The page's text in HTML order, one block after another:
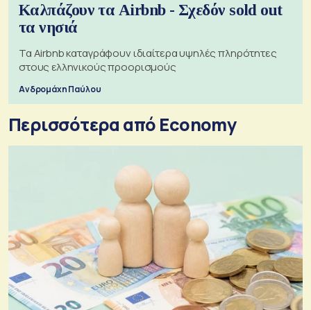
Καλπάζουν τα Airbnb - Σχεδόν sold out
τα νησιά
Τα Airbnb καταγράφουν ιδιαίτερα υψηλές πληρότητες
στους ελληνικούς προορισμούς
Ανδρομάχη Παύλου
Περισσότερα από Economy